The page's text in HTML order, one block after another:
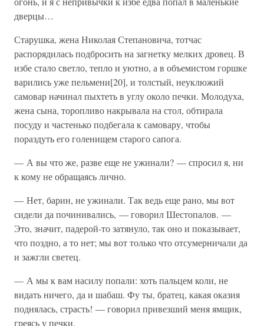
дверцы…
Старушка, жена Николая Степановича, тотчас
распорядилась подбросить на загнетку мелких дровец. В
избе стало светло, тепло и уютно, а в объемистом горшке
варились уже пельмени[20], и толстый, неуклюжий
самовар начинал пыхтеть в углу около печки. Молодуха,
жена сына, торопливо накрывала на стол, обтирала
посуду и частенько подбегала к самовару, чтобы
пораздуть его голенищем старого сапога.
— А вы что же, разве еще не ужинали? — спросил я, ни
к кому не обращаясь лично.
— Нет, барин, не ужинали. Так ведь еще рано, мы вот
сидели да починивались, — говорил Шестопалов. —
Это, значит, падерой-то затянуло, так оно и показывает,
что поздно, а то нет; мы вот только что отсумерничали да
и зажгли светец.
— А мы к вам насилу попали: хоть пальцем коли, не
видать ничего, да и шабаш. Фу ты, братец, какая оказия
поднялась, страсть! — говорил привезший меня ямщик,
греясь у печки.